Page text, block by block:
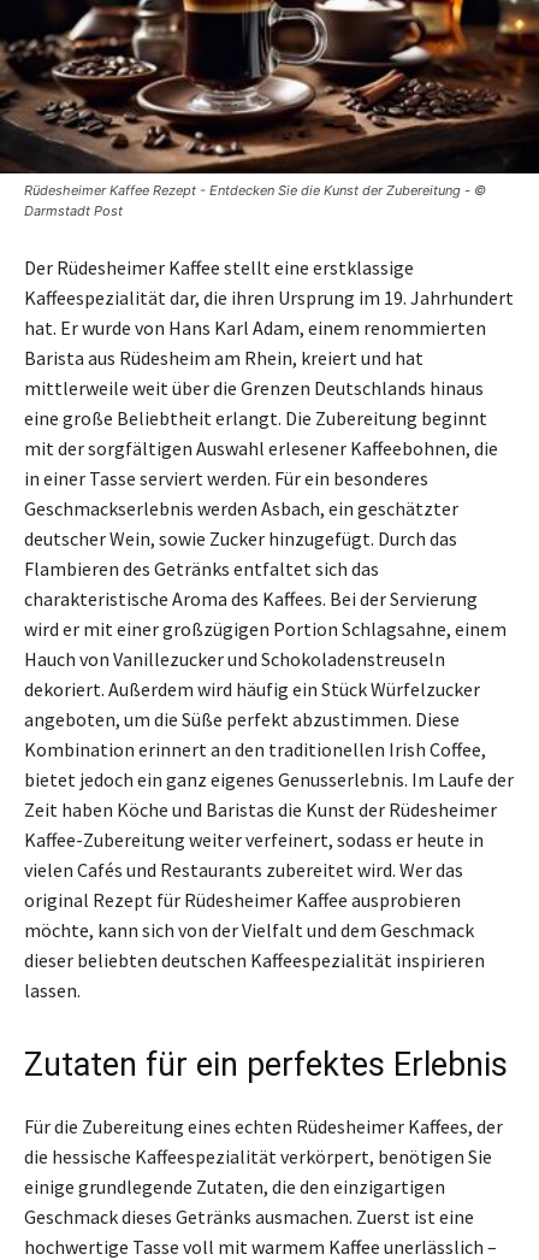
Rüdesheimer Kaffee Rezept - Entdecken Sie die Kunst der Zubereitung - ©
Darmstadt Post
Der Rüdesheimer Kaffee stellt eine erstklassige
Kaffeespezialität dar, die ihren Ursprung im 19. Jahrhundert
hat. Er wurde von Hans Karl Adam, einem renommierten
Barista aus Rüdesheim am Rhein, kreiert und hat
mittlerweile weit über die Grenzen Deutschlands hinaus
eine große Beliebtheit erlangt. Die Zubereitung beginnt
mit der sorgfältigen Auswahl erlesener Kaffeebohnen, die
in einer Tasse serviert werden. Für ein besonderes
Geschmackserlebnis werden Asbach, ein geschätzter
deutscher Wein, sowie Zucker hinzugefügt. Durch das
Flambieren des Getränks entfaltet sich das
charakteristische Aroma des Kaffees. Bei der Servierung
wird er mit einer großzügigen Portion Schlagsahne, einem
Hauch von Vanillezucker und Schokoladenstreuseln
dekoriert. Außerdem wird häufig ein Stück Würfelzucker
angeboten, um die Süße perfekt abzustimmen. Diese
Kombination erinnert an den traditionellen Irish Coffee,
bietet jedoch ein ganz eigenes Genusserlebnis. Im Laufe der
Zeit haben Köche und Baristas die Kunst der Rüdesheimer
Kaffee-Zubereitung weiter verfeinert, sodass er heute in
vielen Cafés und Restaurants zubereitet wird. Wer das
original Rezept für Rüdesheimer Kaffee ausprobieren
möchte, kann sich von der Vielfalt und dem Geschmack
dieser beliebten deutschen Kaffeespezialität inspirieren
lassen.
Zutaten für ein perfektes Erlebnis
Für die Zubereitung eines echten Rüdesheimer Kaffees, der
die hessische Kaffeespezialität verkörpert, benötigen Sie
einige grundlegende Zutaten, die den einzigartigen
Geschmack dieses Getränks ausmachen. Zuerst ist eine
hochwertige Tasse voll mit warmem Kaffee unerlässlich –